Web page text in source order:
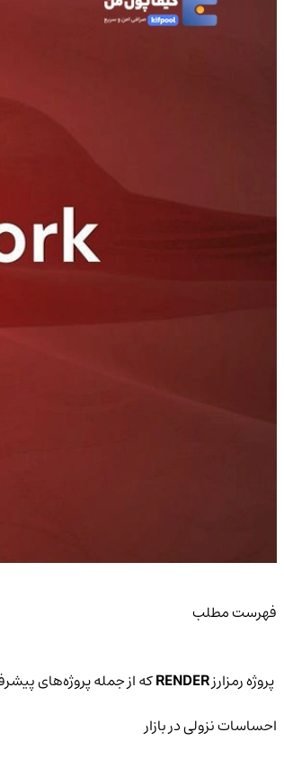
فهرست مطلب
پروژه رمزارزRENDERکه از جمله پروژه‌های
احساسات نزولی در بازار